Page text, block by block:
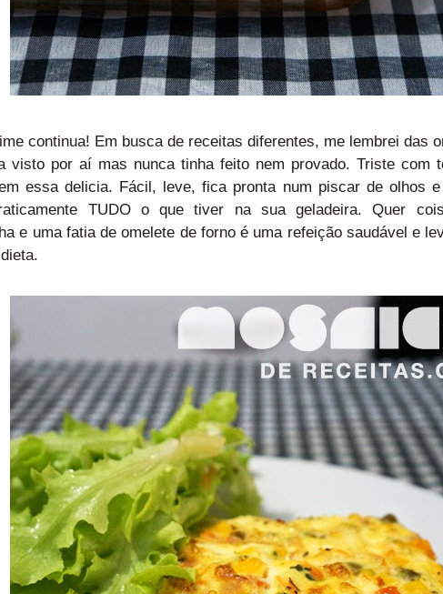
continua! Em busca de receitas diferentes, me lembrei das
visto por aí mas nunca tinha feito nem provado. Triste com
essa delicia. Fácil, leve, fica pronta num piscar de olhos
TUDO o que tiver na sua geladeira. Quer
e uma fatia de omelete de forno é uma refeição saudável e